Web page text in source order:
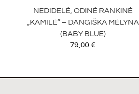
NEDIDELĖ, ODINĖ RANKINĖ
„KAMILĖ“ – DANGIŠKA MĖLYNA
(BABY BLUE)
79,00€